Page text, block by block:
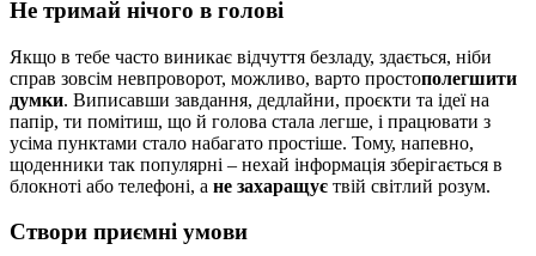
Не тримай нічого в голові
Якщо в тебе часто виникає відчуття безладу, здається, ніби
справ зовсім невпроворот, можливо, варто простополегшити
думки. Виписавши завдання, дедлайни, проєкти та ідеї на
папір, ти помітиш, що й голова стала легше, і працювати з
усіма пунктами стало набагато простіше. Тому, напевно,
щоденники так популярні – нехай інформація зберігається в
блокноті або телефоні, а не захаращує твій світлий розум.
Створи приємні умови